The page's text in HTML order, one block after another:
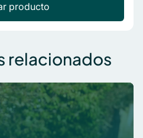
producto
relacionados